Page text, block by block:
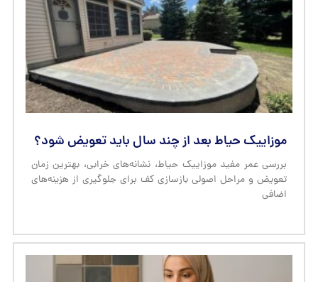
موزاییک حیاط بعد از چند سال باید تعویض شود؟
بررسی عمر مفید موزاییک حیاط، نشانه‌های خرابی، بهترین زمان
تعویض و مراحل اصولی بازسازی کف برای جلوگیری از هزینه‌های
اضافی